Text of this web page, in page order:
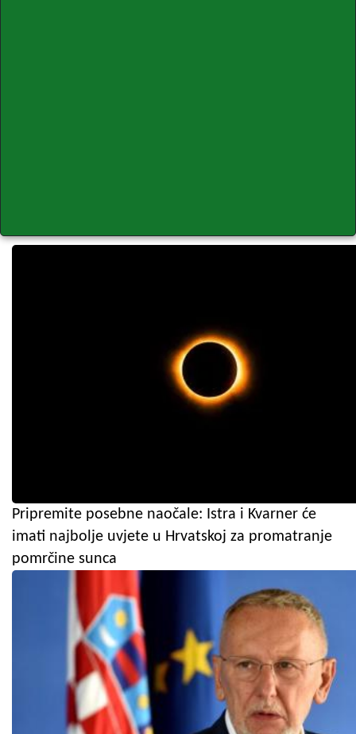
Pripremite posebne naočale: Istra i Kvarner će
imati najbolje uvjete u Hrvatskoj za promatranje
pomrčine sunca